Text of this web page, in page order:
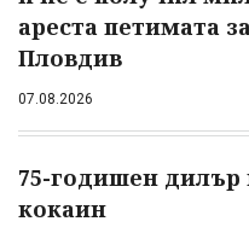
ареста петимата
Пловдив
07.08.2026
75-годишен дилър
кокаин